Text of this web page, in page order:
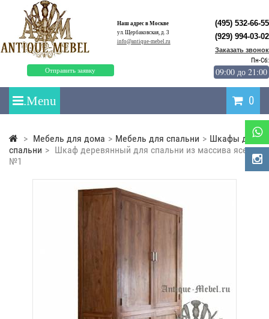
Наш адрес в Москве
ул. Щербаковская, д. 3
info@antique-mebel.ru
Отправить заявку
(495) 532-66-55
(929) 994-03-02
Заказать звонок
Пн-Сб:
09:00 до 21:00
0
> Мебель для дома > Мебель для спальни > Шкафы для
спальни > Шкаф деревянный для спальни из массива ясеня
№1